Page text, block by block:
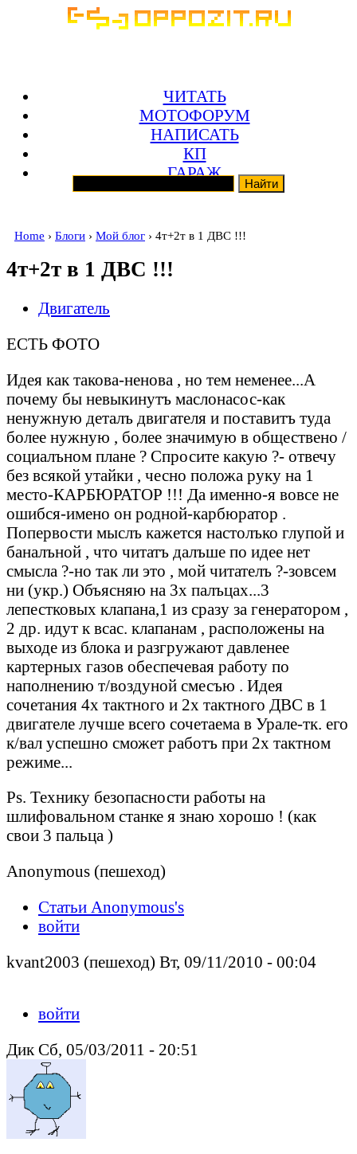
ЧИТАТЬ
МОТОФОРУМ
НАПИСАТЬ
КП
ГАРАЖ
Home › Блоги › Мой блог › 4т+2т в 1 ДВС !!!
4т+2т в 1 ДВС !!!
Двигатель
ЕСТЬ ФОТО
Идея как такова-ненова , но тем неменее...А
почему бы невыкинутъ маслонасос-как
ненужную деталъ двигателя и поставитъ туда
более нужную , более значимую в обществено /
социалъном плане ? Спросите какую ?- отвечу
без всякой утайки , чесно положа руку на 1
место-КАРБЮРАТОР !!! Да именно-я вовсе не
ошибся-имено он родной-карбюратор .
Попервости мыслъ кажется настолъко глупой и
баналъной , что читатъ далъше по идее нет
смысла ?-но так ли это , мой читателъ ?-зовсем
ни (укр.) Объясняю на 3x палъцах...3
лепестковых клапана,1 из сразу за генератором ,
2 др. идут к всас. клапанам , расположены на
выходе из блока и разгружают давленее
картерных газов обеспечевая работу по
наполнению т/воздуной смесъю . Идея
сочетания 4х тактного и 2х тактного ДВС в 1
двигателе лучше всего сочетаема в Урале-тк. его
к/вал успешно сможет работъ при 2х тактном
режиме...
Ps. Технику безопасности работы на
шлифовальном станке я знаю хорошо ! (как
свои 3 пальца )
Anonymous (пешеход)
Статьи Anonymous's
войти
kvant2003 (пешеход) Вт, 09/11/2010 - 00:04
войти
Дик Сб, 05/03/2011 - 20:51